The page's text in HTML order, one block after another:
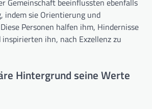
indem sie Orientierung und
Personen halfen ihm, Hindernisse
ihn, nach Exzellenz zu
Hintergrund seine Werte